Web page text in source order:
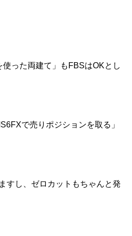
った両建て」も FBSはOK とし
で売りポジションを取る」
すし、ゼロカットもちゃんと発